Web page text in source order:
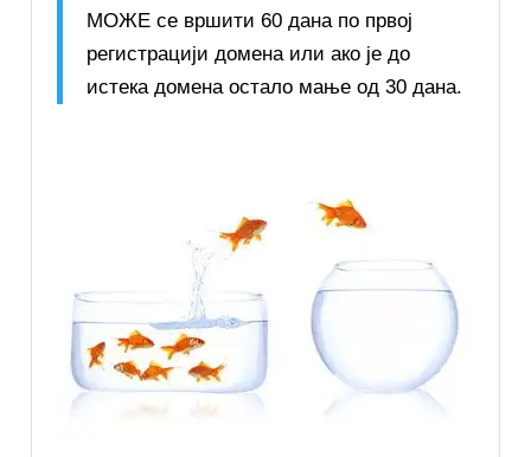
МОЖЕ се вршити 60 дана по првој
регистрацији домена или ако је до
истека домена остало мање од 30 дана.